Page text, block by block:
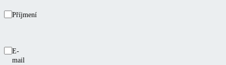
Příjmení
E-
mail